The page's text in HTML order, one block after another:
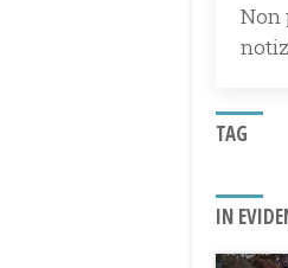
Non
TAG
IN